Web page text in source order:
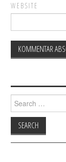
WEBSITE
Search for: